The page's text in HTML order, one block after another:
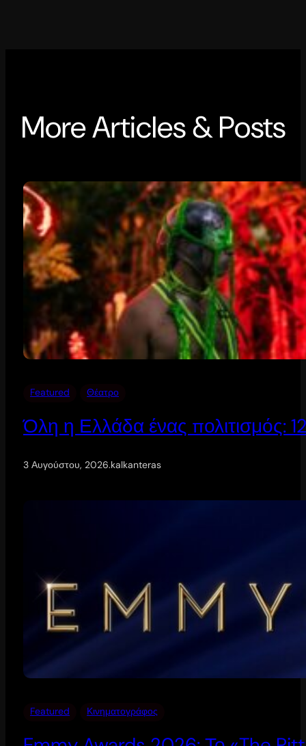
More Articles & Posts
Featured Θέατρο
Όλη η Ελλάδα ένας πολιτισμός:
3 Αυγούστου, 2026.kalkanteras
Featured Κινηματογράφος